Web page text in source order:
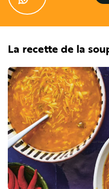
La recette de la